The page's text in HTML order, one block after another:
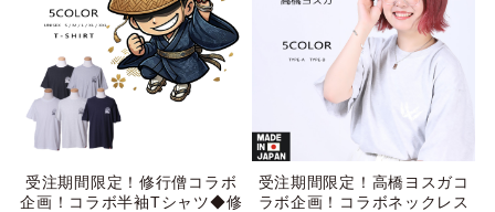
受注期間限定！修行僧コラボ
企画！コラボ半袖Tシャツ◆修
受注期間限定！高橋ヨスガコ
ラボ企画！コラボネックレス